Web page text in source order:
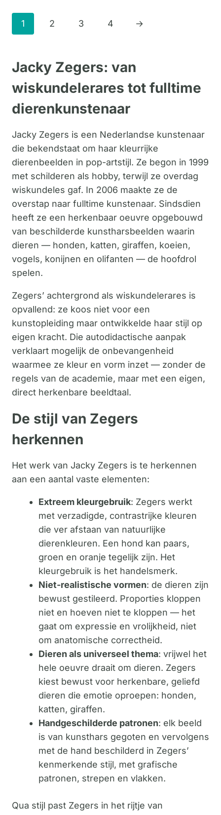
1 2 3 4 →
Jacky Zegers: van
wiskundelerares tot fulltime
dierenkunstenaar
Jacky Zegers is een Nederlandse kunstenaar
die bekendstaat om haar kleurrijke
dierenbeelden in pop-artstijl. Ze begon in 1999
met schilderen als hobby, terwijl ze overdag
wiskundeles gaf. In 2006 maakte ze de
overstap naar fulltime kunstenaar. Sindsdien
heeft ze een herkenbaar oeuvre opgebouwd
van beschilderde kunstharsbeelden waarin
dieren — honden, katten, giraffen, koeien,
vogels, konijnen en olifanten — de hoofdrol
spelen.
Zegers’ achtergrond als wiskundelerares is
opvallend: ze koos niet voor een
kunstopleiding maar ontwikkelde haar stijl op
eigen kracht. Die autodidactische aanpak
verklaart mogelijk de onbevangenheid
waarmee ze kleur en vorm inzet — zonder de
regels van de academie, maar met een eigen,
direct herkenbare beeldtaal.
De stijl van Zegers
herkennen
Het werk van Jacky Zegers is te herkennen
aan een aantal vaste elementen:
Extreem kleurgebruik: Zegers werkt
met verzadigde, contrastrijke kleuren
die ver afstaan van natuurlijke
dierenkleuren. Een hond kan paars,
groen en oranje tegelijk zijn. Het
kleurgebruik is het handelsmerk.
Niet-realistische vormen: de dieren zijn
bewust gestileerd. Proporties kloppen
niet en hoeven niet te kloppen — het
gaat om expressie en vrolijkheid, niet
om anatomische correctheid.
Dieren als universeel thema: vrijwel het
hele oeuvre draait om dieren. Zegers
kiest bewust voor herkenbare, geliefd
dieren die emotie oproepen: honden,
katten, giraffen.
Handgeschilderde patronen: elk beeld
is van kunsthars gegoten en vervolgens
met de hand beschilderd in Zegers’
kenmerkende stijl, met grafische
patronen, strepen en vlakken.
Qua stijl past Zegers in het rijtje van